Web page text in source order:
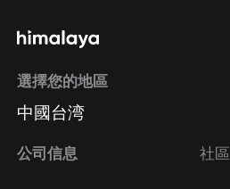
選擇您的地區
中國台湾
公司信息 社區